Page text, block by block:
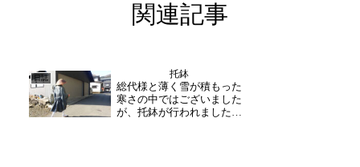
関連記事
日誌 托鉢
総代様と薄く雪が積もった
寒さの中ではございました
が、托鉢が行われました。